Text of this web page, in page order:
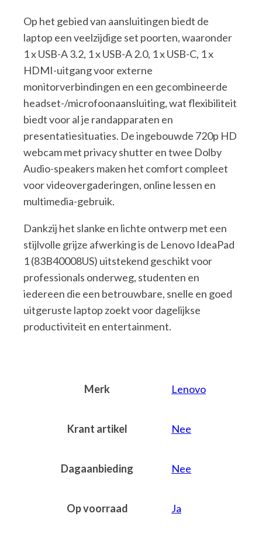
Op het gebied van aansluitingen biedt de
laptop een veelzijdige set poorten, waaronder
1 x USB-A 3.2, 1 x USB-A 2.0, 1 x USB-C, 1 x
HDMI-uitgang voor externe
monitorverbindingen en een gecombineerde
headset-/microfoonaansluiting, wat flexibiliteit
biedt voor al je randapparaten en
presentatiesituaties. De ingebouwde 720p HD
webcam met privacy shutter en twee Dolby
Audio-speakers maken het comfort compleet
voor videovergaderingen, online lessen en
multimedia-gebruik.
Dankzij het slanke en lichte ontwerp met een
stijlvolle grijze afwerking is de Lenovo IdeaPad
1 (83B40008US) uitstekend geschikt voor
professionals onderweg, studenten en
iedereen die een betrouwbare, snelle en goed
uitgeruste laptop zoekt voor dagelijkse
productiviteit en entertainment.
Merk Lenovo
Krant artikel Nee
Dagaanbieding Nee
Op voorraad Ja